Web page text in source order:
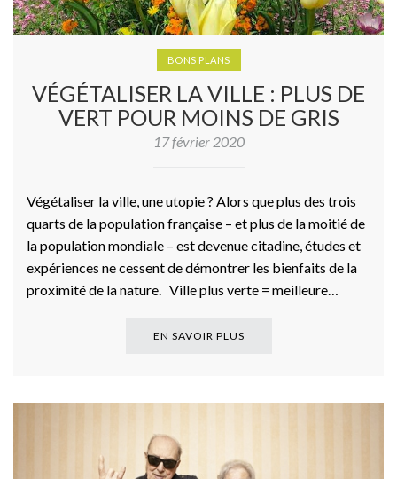
BONS PLANS
VÉGÉTALISER LA VILLE : PLUS DE
VERT POUR MOINS DE GRIS
17 février 2020
Végétaliser la ville, une utopie ? Alors que plus des trois
quarts de la population française – et plus de la moitié de
la population mondiale – est devenue citadine, études et
expériences ne cessent de démontrer les bienfaits de la
proximité de la nature. Ville plus verte = meilleure…
EN SAVOIR PLUS